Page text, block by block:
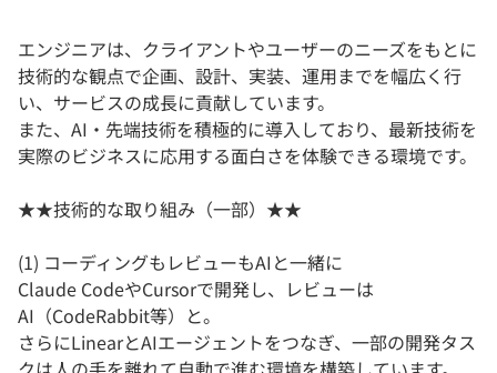
エンジニアは、クライアントやユーザーのニーズをもとに
技術的な観点で企画、設計、実装、運用までを幅広く行
い、サービスの成長に貢献しています。
また、AI・先端技術を積極的に導入しており、最新技術を
実際のビジネスに応用する面白さを体験できる環境です。
★★技術的な取り組み（一部）★★
(1) コーディングもレビューもAIと一緒に
Claude CodeやCursorで開発し、レビューは
AI（CodeRabbit等）と。
さらにLinearとAIエージェントをつなぎ、一部の開発タス